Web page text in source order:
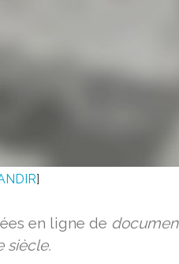
]
en ligne de
siècle.